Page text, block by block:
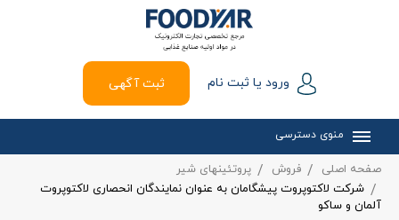
ورود یا ثبت نام ثبت آگهی
منوی دسترسی
صفحه اصلی فروش
پروتئینهای شیر
شرکت لاکتوپروت پیشگامان به عنوان نمایندگان انحصاری لاکتوپروت
آلمان و ساکو